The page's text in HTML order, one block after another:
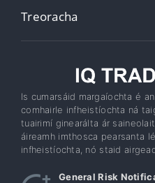
Treoracha
Is cumarsáid margaíochta é
comhairle infheistíochta ná
tuairimí ginearálta ár
áireamh imthosca pearsanta
infheistíochta, nó staid
General Risk